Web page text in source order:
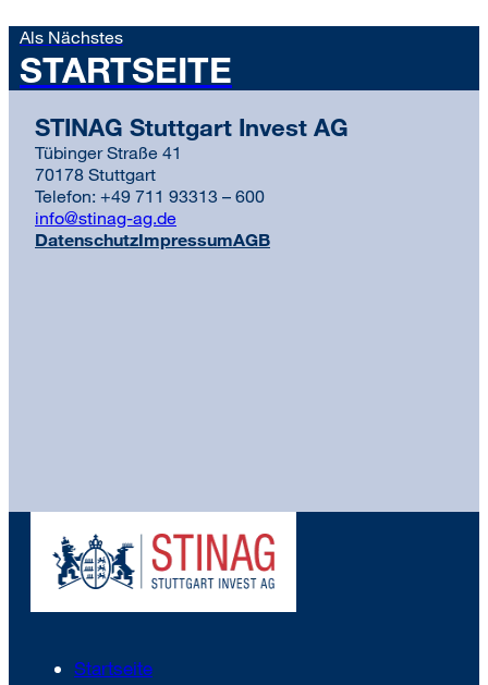
Als Nächstes
STARTSEITE
STINAG Stuttgart Invest AG
Tübinger Straße 41
70178 Stuttgart
Telefon: +49 711 93313 – 600
info@stinag-ag.de
DatenschutzImpressumAGB
Startseite